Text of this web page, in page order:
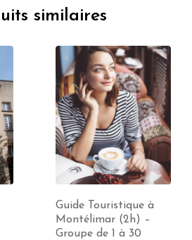
similaires
Guide Touristique à
Montélimar (2h) –
Groupe de 1 à 30